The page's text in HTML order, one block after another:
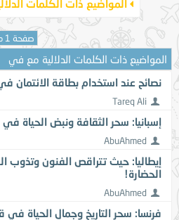
المواضيع ذات الكلمات
صفحة 1 من 50
المواضيع ذات الكلمات الدلالية مع في
نصائح عند استخدام بطاقة الائتمان
Tareq Ali
إسبانيا: سحر الثقافة ونبض الحياة
AbuAhmed
إيطاليا: حيث تتراقص الفنون
الحضارة!
AbuAhmed
فرنسا: سحر التاريخ وجمال الحياة في